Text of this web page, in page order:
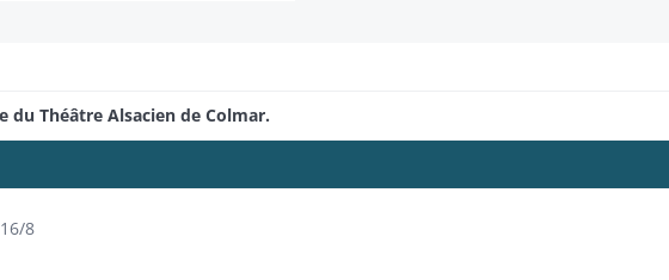
du Théâtre Alsacien de Colmar.
8